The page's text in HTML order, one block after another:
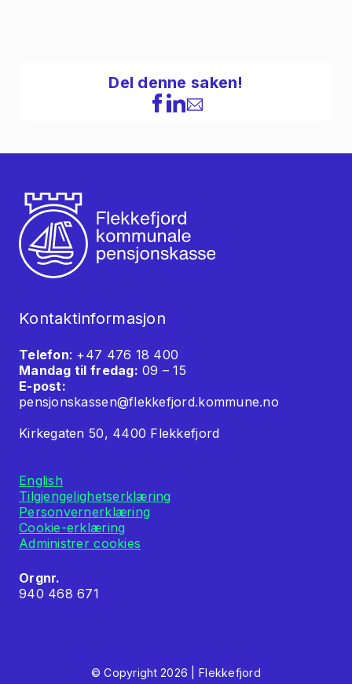
Del denne saken!
Kontaktinformasjon
Telefon: +47 476 18 400
Mandag til fredag: 09 – 15
E-post:
pensjonskassen@flekkefjord.kommune.no
Kirkegaten 50, 4400 Flekkefjord
English
Tilgjengelighetserklæring
Personvernerklæring
Cookie-erklæring
Administrer cookies
Orgnr.
940 468 671
© Copyright 2026 | Flekkefjord